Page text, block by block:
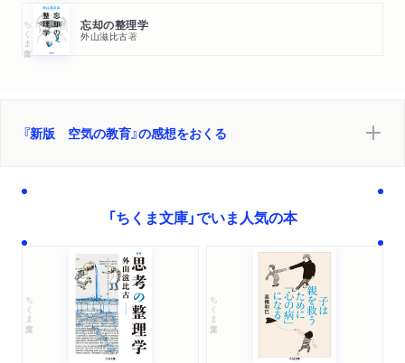
８空気の教育
学校に校風、家庭に家風
ちくま文庫 忘却の整理学
外山滋比古著
『新版 空気の教育』の感想をおくる
「ちくま文庫」でいま人気の本
ちくま文庫 ちくま文庫